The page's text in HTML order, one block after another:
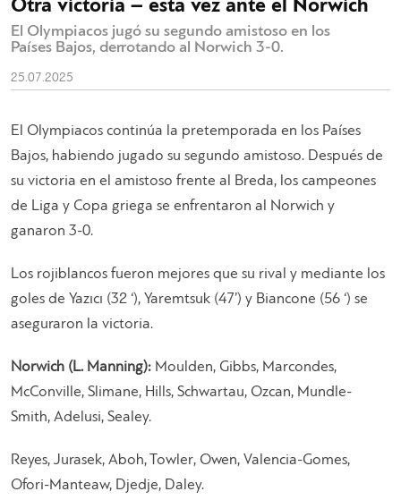
Otra victoria – esta vez ante el Norwich
El Olympiacos jugó su segundo amistoso en los
Países Bajos, derrotando al Norwich 3-0.
25.07.2025
El Olympiacos continúa la pretemporada en los Países
Bajos, habiendo jugado su segundo amistoso. Después de
su victoria en el amistoso frente al Breda, los campeones
de Liga y Copa griega se enfrentaron al Norwich y
ganaron 3-0.
Los rojiblancos fueron mejores que su rival y mediante los
goles de Yazıcı (32 ‘), Yaremtsuk (47’) y Biancone (56 ‘) se
aseguraron la victoria.
Norwich (L. Manning): Moulden, Gibbs, Marcondes,
McConville, Slimane, Hills, Schwartau, Ozcan, Mundle-
Smith, Adelusi, Sealey.
Reyes, Jurasek, Aboh, Towler, Owen, Valencia-Gomes,
Ofori-Manteaw, Djedje, Daley.